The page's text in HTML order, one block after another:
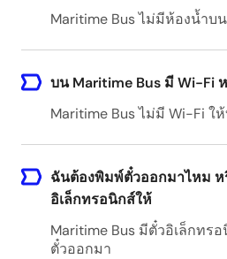
Maritime Bus ไม่มีห้องน้ำบน
บน Maritime Bus มี Wi-Fi
Maritime Bus ไม่มี Wi-Fi ใ
ฉันต้องพิมพ์ตั๋วออกมาไหม ห
อิเล็กทรอนิกส์ให้
Maritime Bus มีตั๋วอิเล็กท
ตั๋วออกมา